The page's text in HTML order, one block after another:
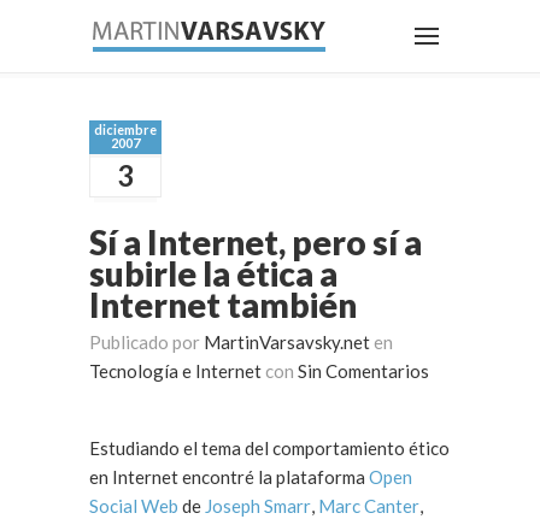
diciembre
2007
3
Sí a Internet, pero sí a
subirle la ética a
Internet también
Publicado por MartinVarsavsky.net en
Tecnología e Internet con Sin Comentarios
Estudiando el tema del comportamiento ético
en Internet encontré la plataforma Open
Social Web de Joseph Smarr, Marc Canter,